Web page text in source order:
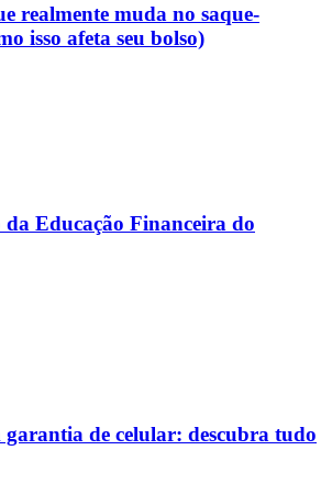
realmente muda no saque-
isso afeta seu bolso)
Educação Financeira do
de celular: descubra tudo